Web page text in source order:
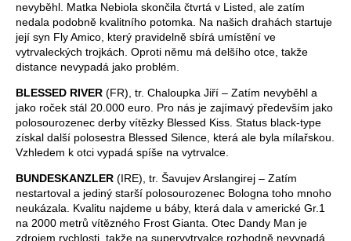
nevyběhl. Matka Nebiola skončila čtvrtá v Listed, ale zatím
nedala podobně kvalitního potomka. Na našich drahách startuje
její syn Fly Amico, který pravidelně sbírá umístění ve
vytrvaleckých trojkách. Oproti němu má delšího otce, takže
distance nevypadá jako problém.
BLESSED RIVER (FR), tr. Chaloupka Jiří – Zatím nevyběhl a
jako roček stál 20.000 euro. Pro nás je zajímavý především jako
polosourozenec derby vítězky Blessed Kiss. Status black-type
získal další polosestra Blessed Silence, která ale byla mílařskou.
Vzhledem k otci vypadá spíše na vytrvalce.
BUNDESKANZLER (IRE), tr. Šavujev Arslangirej – Zatím
nestartoval a jediný starší polosourozenec Bologna toho mnoho
neukázala. Kvalitu najdeme u báby, která dala v americké Gr.1
na 2000 metrů vítězného Frost Gianta. Otec Dandy Man je
zdrojem rychlosti, takže na supervytrvalce rozhodně nevypadá.